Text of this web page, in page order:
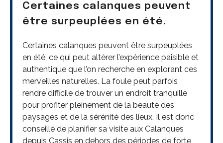
Certaines calanques peuvent
être surpeuplées en été.
Certaines calanques peuvent être surpeuplées
en été, ce qui peut altérer l’expérience paisible et
authentique que l’on recherche en explorant ces
merveilles naturelles. La foule peut parfois
rendre difficile de trouver un endroit tranquille
pour profiter pleinement de la beauté des
paysages et de la sérénité des lieux. Il est donc
conseillé de planifier sa visite aux Calanques
depuis Cassis en dehors des périodes de forte